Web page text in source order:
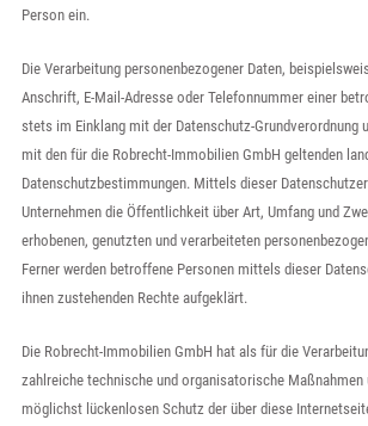
Person ein.
Die Verarbeitung personenbezogener Daten,
Anschrift, E-Mail-Adresse oder Telefonnummer einer
stets im Einklang mit der Datenschutz-Grundverordnung
mit den für die Robrecht-Immobilien GmbH geltenden
Datenschutzbestimmungen. Mittels dieser
Unternehmen die Öffentlichkeit über Art, Umfang und
erhobenen, genutzten und verarbeiteten
Ferner werden betroffene Personen mittels dieser
ihnen zustehenden Rechte aufgeklärt.
Die Robrecht-Immobilien GmbH hat als für die
zahlreiche technische und organisatorische
möglichst lückenlosen Schutz der über diese